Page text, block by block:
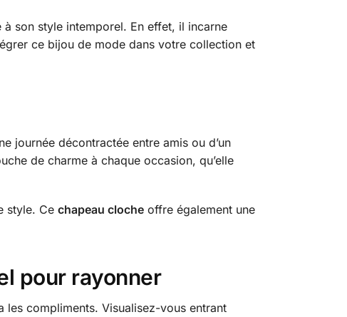
son style intemporel. En effet, il incarne
ce bijou de mode dans votre collection et
journée décontractée entre amis ou d’un
de charme à chaque occasion, qu’elle
style. Ce chapeau clocheoffre également une
pour rayonner
compliments. Visualisez-vous entrant